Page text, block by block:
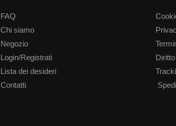
FAQ
Chi siamo
Negozio
Login/Registrati
Lista dei desideri
Contatti